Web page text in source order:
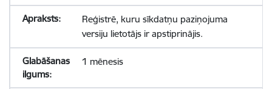
Reģistrē, kuru sīkdatņu paziņojuma
versiju lietotājs ir apstiprinājis.
1 mēnesis